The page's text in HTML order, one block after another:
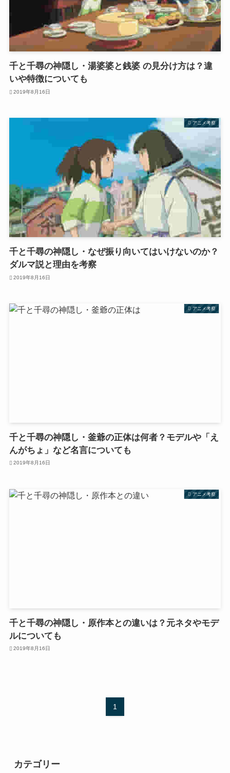
千と千尋の神隠し・湯婆婆と銭婆 の見分け方は？違
いや特徴についても
2019年8月16日
アニメ考察
千と千尋の神隠し・なぜ振り向いてはいけないのか？
ダルマ説と理由を考察
2019年8月16日
アニメ考察
千と千尋の神隠し・釜爺の正体は何者？モデルや「え
んがちょ」など名言についても
2019年8月16日
アニメ考察
千と千尋の神隠し・原作本との違いは？元ネタやモデ
ルについても
2019年8月16日
1
カテゴリー